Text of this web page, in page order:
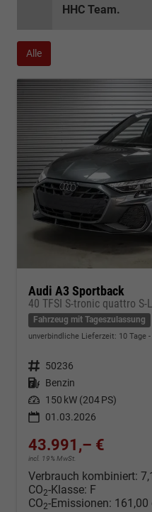
HHC Team.
Alle
Audi A3 Sportback
40 TFSI S-tronic quattro S-
Fahrzeug mit Tageszulassung
unverbindliche Lieferzeit: 10 Tage
Fahrzeugnr. 50236
Kraftstoff Benzin
Leistung 150 kW (204 PS)
01.03.2026
43.991,– €
incl. 19% MwSt.
Verbrauch kombiniert:
CO2-Klasse: F
CO2-Emissionen: